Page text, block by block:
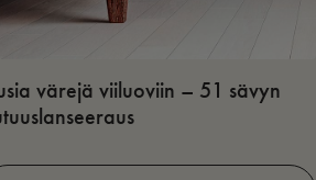
värejä viiluoviin – 51 sävyn